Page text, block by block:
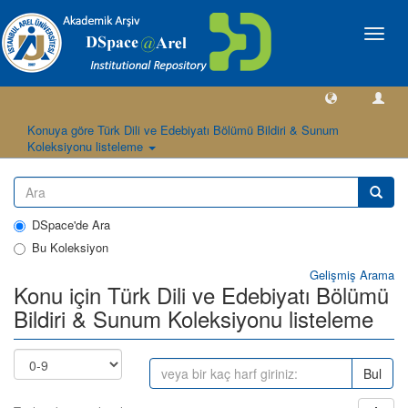
Geçiş
Konuya göre Türk Dili ve Edebiyatı Bölümü Bildiri & Sunum
Koleksiyonu listeleme
DSpace'de Ara
Bu Koleksiyon
Gelişmiş Arama
Konu için Türk Dili ve Edebiyatı Bölümü
Bildiri & Sunum Koleksiyonu listeleme
Bul